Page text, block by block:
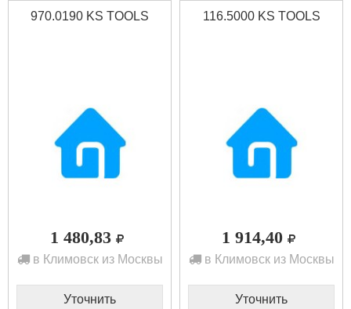
970.0190 KS TOOLS
1 480,83
в Климовск из Москвы
Уточнить
116.5000 KS TOOLS
1 914,40
в Климовск из Москвы
Уточнить